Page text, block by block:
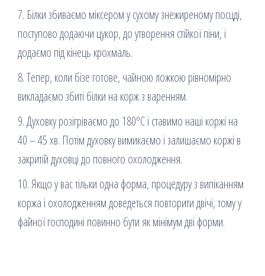
7. Білки збиваємо міксером у сухому знежиреному посцді,
поступово додаючи цукор, до утворення стійкої піни, і
додаємо під кінець крохмаль.
8. Тепер, коли бізе готове, чайною ложкою рівномірно
викладаємо збиті білки на корж з варенням.
9. Духовку розігріваємо до 180ºС і ставимо наші коржі на
40 – 45 хв. Потім духовку вимикаємо і залишаємо коржі в
закритій духовці до повного охолодження.
10. Якщо у вас тільки одна форма, процедуру з випіканням
коржа і охолодженням доведеться повторити двічі, тому у
файної господині повинно бути як мінімум дві форми.